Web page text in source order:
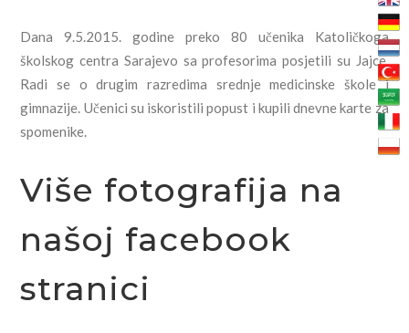
Dana 9.5.2015. godine preko 80 učenika Katoličkoga
školskog centra Sarajevo sa profesorima posjetili su Jajce.
Radi se o drugim razredima srednje medicinske škole i
gimnazije. Učenici su iskoristili popust i kupili dnevne karte za
spomenike.
Više fotografija na
našoj facebook
stranici